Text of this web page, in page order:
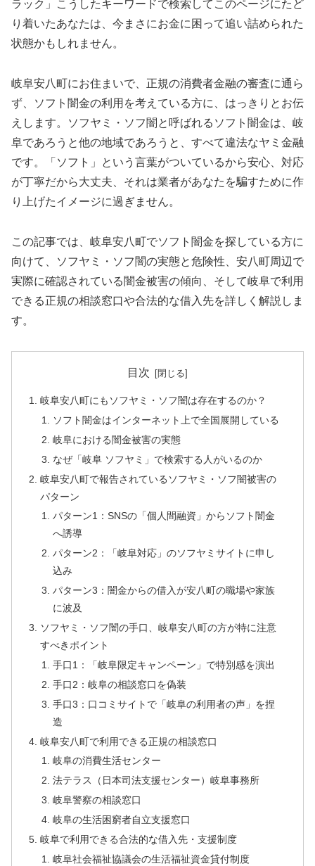
ラック」こうしたキーワードで検索してこのページにたど
り着いたあなたは、今まさにお金に困って追い詰められた
状態かもしれません。
岐阜安八町にお住まいで、正規の消費者金融の審査に通ら
ず、ソフト闇金の利用を考えている方に、はっきりとお伝
えします。ソフヤミ・ソフ闇と呼ばれるソフト闇金は、岐
阜であろうと他の地域であろうと、すべて違法なヤミ金融
です。「ソフト」という言葉がついているから安心、対応
が丁寧だから大丈夫、それは業者があなたを騙すために作
り上げたイメージに過ぎません。
この記事では、岐阜安八町でソフト闇金を探している方に
向けて、ソフヤミ・ソフ闇の実態と危険性、安八町周辺で
実際に確認されている闇金被害の傾向、そして岐阜で利用
できる正規の相談窓口や合法的な借入先を詳しく解説しま
す。
目次
岐阜安八町にもソフヤミ・ソフ闇は存在するのか？
ソフト闇金はインターネット上で全国展開している
岐阜における闇金被害の実態
なぜ「岐阜 ソフヤミ」で検索する人がいるのか
岐阜安八町で報告されているソフヤミ・ソフ闇被害の
パターン
パターン1：SNSの「個人間融資」からソフト闇金
へ誘導
パターン2：「岐阜対応」のソフヤミサイトに申し
込み
パターン3：闇金からの借入が安八町の職場や家族
に波及
ソフヤミ・ソフ闇の手口、岐阜安八町の方が特に注意
すべきポイント
手口1：「岐阜限定キャンペーン」で特別感を演出
手口2：岐阜の相談窓口を偽装
手口3：口コミサイトで「岐阜の利用者の声」を捏
造
岐阜安八町で利用できる正規の相談窓口
岐阜の消費生活センター
法テラス（日本司法支援センター）岐阜事務所
岐阜警察の相談窓口
岐阜の生活困窮者自立支援窓口
岐阜で利用できる合法的な借入先・支援制度
岐阜社会福祉協議会の生活福祉資金貸付制度